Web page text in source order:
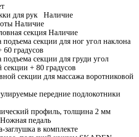
для рук Наличие
Наличие
секция Наличие
подъема секции для ног угол наклона
градусов
подъема секции для груди угол
+ 80 градусов
секции для массажа воротниковой
передние подлокотники
профиль, толщина 2 мм
педаль
заглушка в комплекте